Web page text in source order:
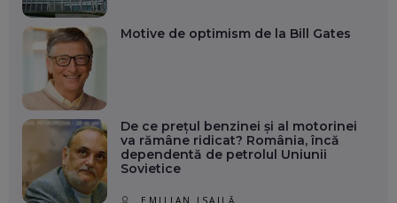
Motive de optimism de la Bill Gates
De ce prețul benzinei și al motorinei
va rămâne ridicat? România, încă
dependentă de petrolul Uniunii
Sovietice